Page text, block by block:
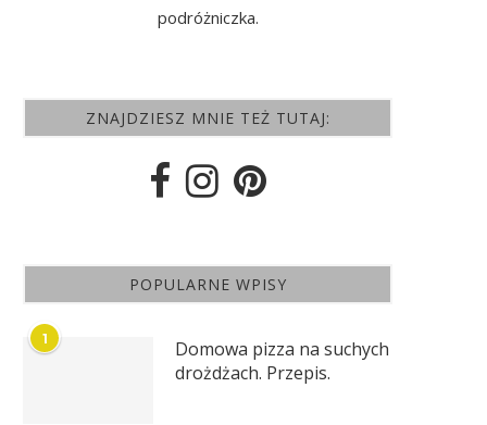
podróżniczka.
ZNAJDZIESZ MNIE TEŻ TUTAJ:
POPULARNE WPISY
1
Domowa pizza na suchych
drożdżach. Przepis.